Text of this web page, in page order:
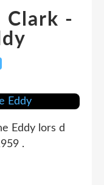
Clark -
Eddy lors d
.